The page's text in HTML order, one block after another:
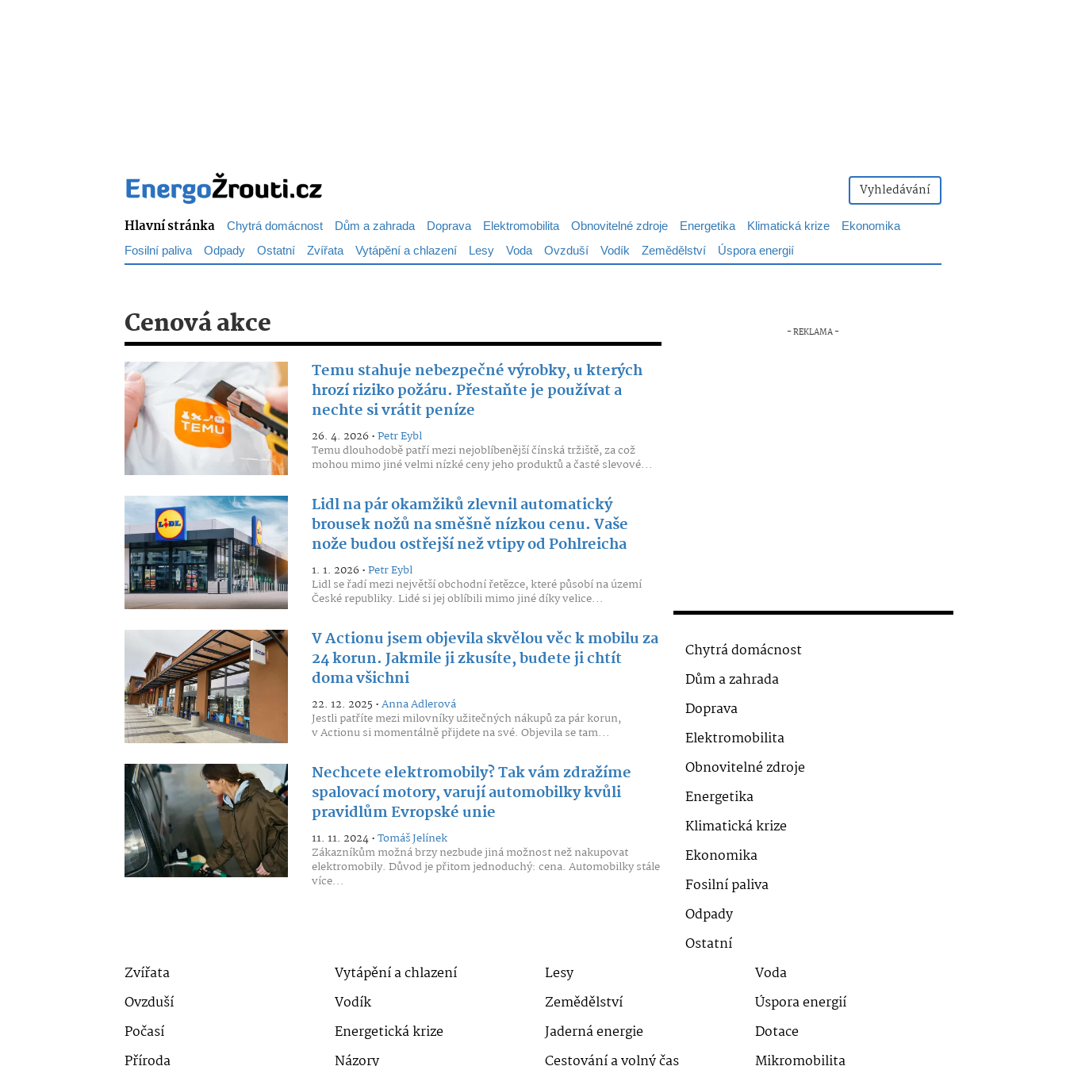
Vyhledávání
Hlavní stránka Chytrá domácnost Dům a zahrada Doprava Elektromobilita Obnovitelné zdroje Energetika Klimatická krize
Ekonomika
Fosilní paliva Odpady Ostatní Zvířata Vytápění a chlazení Lesy Voda Ovzduší Vodík Zemědělství Úspora energií
Cenová akce
Temu stahuje nebezpečné výrobky, u kterých
hrozí riziko požáru. Přestaňte je používat a
nechte si vrátit peníze
26. 4. 2026 •Petr Eybl
Temu dlouhodobě patří mezi nejoblíbenější čínská tržiště, za což
mohou mimo jiné velmi nízké ceny jeho produktů a časté slevové...
Lidl na pár okamžiků zlevnil automatický
brousek nožů na směšně nízkou cenu. Vaše
nože budou ostřejší než vtipy od Pohlreicha
1. 1. 2026 •Petr Eybl
Lidl se řadí mezi největší obchodní řetězce, které působí na území
České republiky. Lidé si jej oblíbili mimo jiné díky velice...
V Actionu jsem objevila skvělou věc k mobilu za
24 korun. Jakmile ji zkusíte, budete ji chtít
doma všichni
22. 12. 2025 •Anna Adlerová
Jestli patříte mezi milovníky užitečných nákupů za pár korun,
v Actionu si momentálně přijdete na své. Objevila se tam...
Nechcete elektromobily? Tak vám zdražíme
spalovací motory, varují automobilky kvůli
pravidlům Evropské unie
11. 11. 2024 •Tomáš Jelínek
Zákazníkům možná brzy nezbude jiná možnost než nakupovat
elektromobily. Důvod je přitom jednoduchý: cena. Automobilky stále
více...
Chytrá domácnost
Dům a zahrada
Doprava
Elektromobilita
Obnovitelné zdroje
Energetika
Klimatická krize
Ekonomika
Fosilní paliva
Odpady
Ostatní
Zvířata
Vytápění a chlazení Lesy
Voda
Ovzduší
Vodík Zemědělství
Úspora energií
Počasí
Energetická krize Jaderná energie
Dotace
Příroda
Názory Cestování a volný čas Mikromobilita